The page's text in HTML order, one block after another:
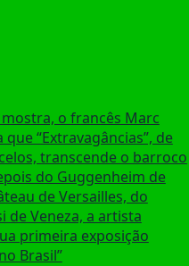
o francês Marc
“Extravagâncias”, de
transcende o barroco
do Guggenheim de
de Versailles, do
de Veneza, a artista
primeira exposição
Brasil”